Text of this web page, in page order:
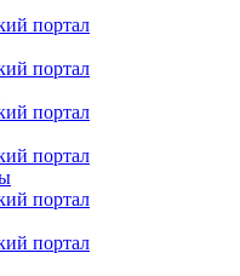
портал
портал
портал
портал
портал
портал